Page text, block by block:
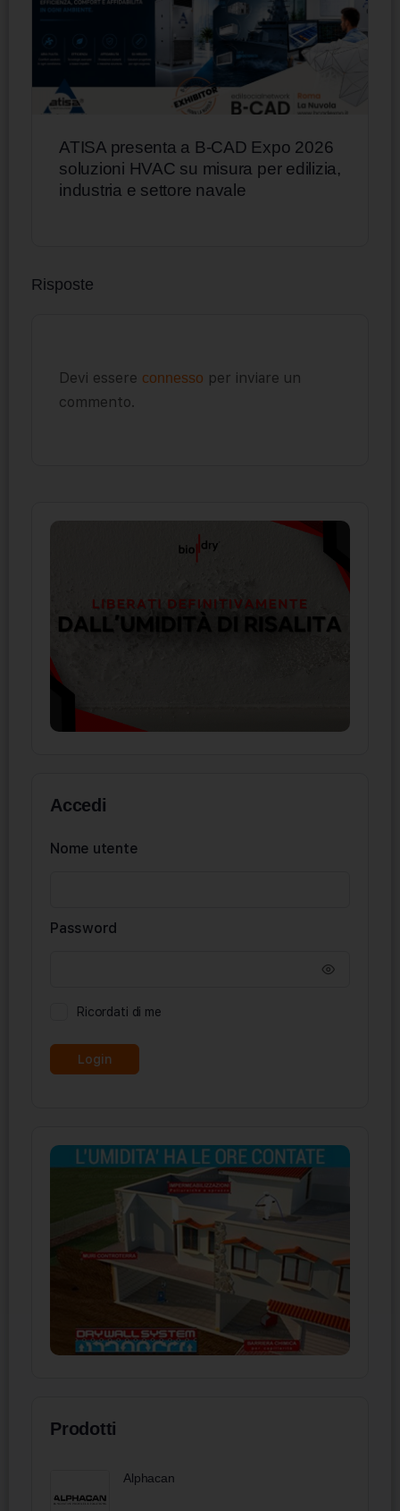
ATISA presenta a B-CAD Expo 2026
soluzioni HVAC su misura per edilizia,
industria e settore navale
Risposte
Devi essere connesso per inviare un
commento.
Accedi
Nome utente
Password
Ricordati di me
Prodotti
Alphacan